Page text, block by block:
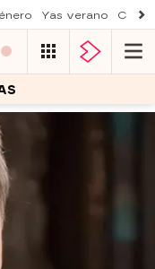
Yas verano